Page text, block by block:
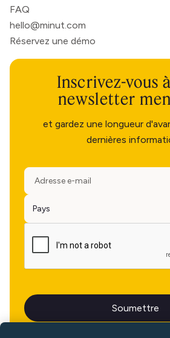
FAQ
hello@minut.com
Réservez une démo
Inscrivez-vous
newsletter
et gardez une longueur
dernières